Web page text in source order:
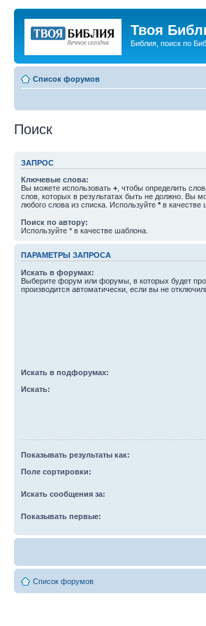
Твоя
Библия, поиск по
Список форумов
Поиск
ЗАПРОС
Ключевые слова:
Вы можете использовать + , чтобы определить
слов, которых в результатах быть не должно. Вы
любого слова из списка. Используйте * в качестве
Поиск по автору:
Используйте * в качестве шаблона.
ПАРАМЕТРЫ ЗАПРОСА
Искать в форумах:
Выберите форум или форумы, в которых будет
производится автоматически, если вы не
Искать в подфорумах:
Искать:
Показывать результаты как:
Поле сортировки:
Искать сообщения за:
Показывать первые:
Список форумов